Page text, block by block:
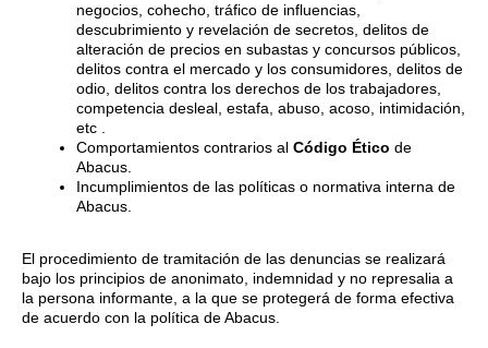
negocios, cohecho, tráfico de influencias,
descubrimiento y revelación de secretos, delitos de
alteración de precios en subastas y concursos públicos,
delitos contra el mercado y los consumidores, delitos de
odio, delitos contra los derechos de los trabajadores,
competencia desleal, estafa, abuso, acoso, intimidación,
etc .
Comportamientos contrarios al Código Ético de
Abacus.
Incumplimientos de las políticas o normativa interna de
Abacus.
El procedimiento de tramitación de las denuncias se realizará
bajo los principios de anonimato, indemnidad y no represalia a
la persona informante, a la que se protegerá de forma efectiva
de acuerdo con la política de Abacus.